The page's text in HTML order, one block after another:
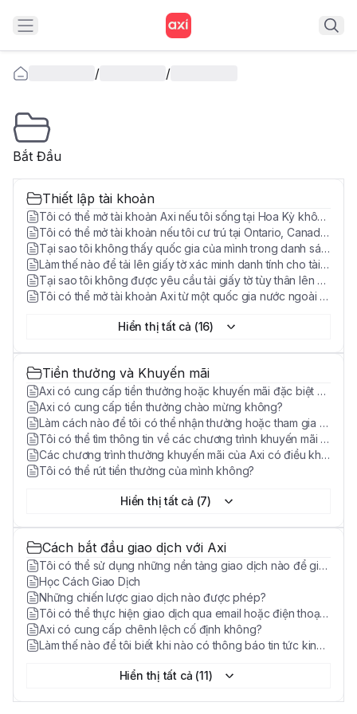
/ /
Bắt Đầu
Thiết lập tài khoản
Tôi có thể mở tài khoản Axi nếu tôi sống tại Hoa Kỳ không?
Tôi có thể mở tài khoản nếu tôi cư trú tại Ontario, Canada không?
Tại sao tôi không thấy quốc gia của mình trong danh sách để mở tài khoản?
Làm thế nào để tải lên giấy tờ xác minh danh tính cho tài khoản giao dịch Axi của tôi?
Tại sao tôi không được yêu cầu tải giấy tờ tùy thân lên khi mở tài khoản?
Tôi có thể mở tài khoản Axi từ một quốc gia nước ngoài không?
Hiển thị tất cả (16)
Tiền thưởng và Khuyến mãi
Axi có cung cấp tiền thưởng hoặc khuyến mãi đặc biệt không?
Axi có cung cấp tiền thưởng chào mừng không?
Làm cách nào để tôi có thể nhận thưởng hoặc tham gia khuyến mãi?
Tôi có thể tìm thông tin về các chương trình khuyến mãi hiện tại của Axi ở đâu?
Các chương trình thưởng khuyến mãi của Axi có điều khoản và điều kiện gì không?
Tôi có thể rút tiền thưởng của mình không?
Hiển thị tất cả (7)
Cách bắt đầu giao dịch với Axi
Tôi có thể sử dụng những nền tảng giao dịch nào để giao dịch?
Học Cách Giao Dịch
Những chiến lược giao dịch nào được phép?
Tôi có thể thực hiện giao dịch qua email hoặc điện thoại không?
Axi có cung cấp chênh lệch cố định không?
Làm thế nào để tôi biết khi nào có thông báo tin tức kinh tế quan trọng?
Hiển thị tất cả (11)